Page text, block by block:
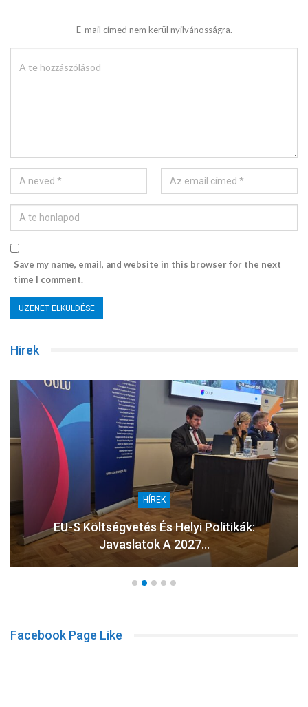
E-mail címed nem kerül nyilvánosságra.
Save my name, email, and website in this browser for the next
time I comment.
Hirek
HÍREK
EU-S Költségvetés És Helyi Politikák:
Javaslatok A 2027…
Facebook Page Like